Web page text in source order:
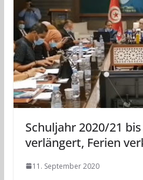
Schuljahr 2020/21 bis
verlängert, Ferien
11. September 2020